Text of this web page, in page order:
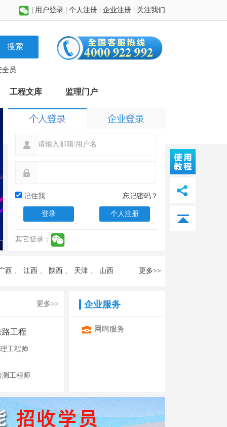
用户登录 个人注册 企业注册 关注我们
搜索
全员
工程文库 监理门户
忘记密码？
记住我
个人注册
其它登录：
西 、 江西 、 陕西 、 天津 、 山西 更多>>
更多>>
路工程
工程师
测工程师
企业服务
网聘服务